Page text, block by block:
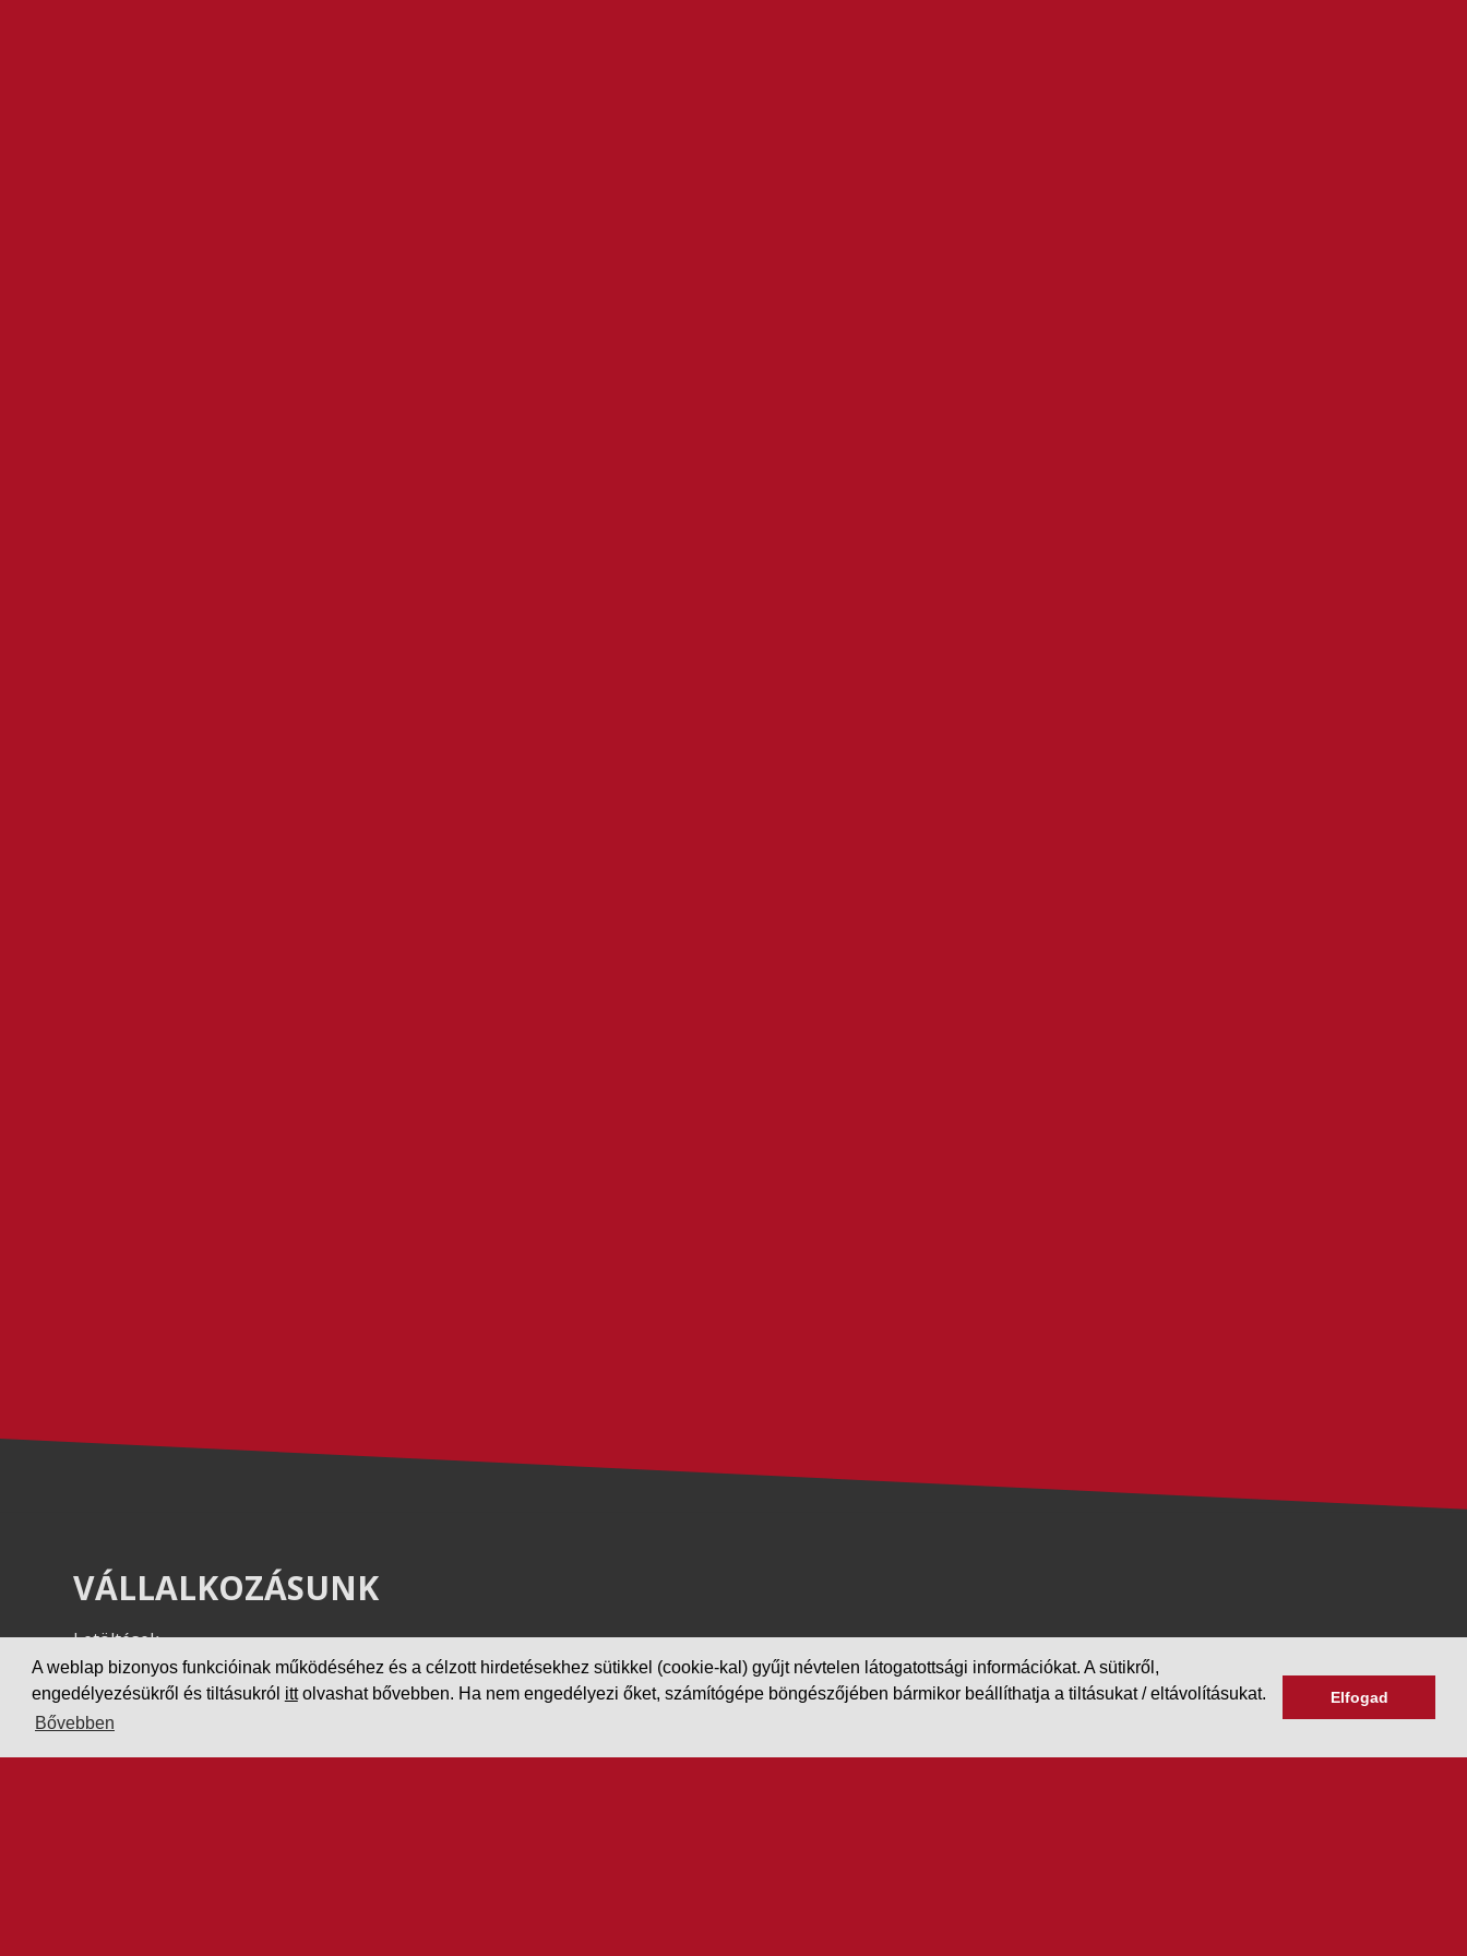
A weblap bizonyos funkcióinak működéséhez és a célzott hirdetésekhez sütikkel (cookie-kal) gyűjt névtelen látogatottsági információkat. A sütikről,
engedélyezésükről és tiltásukról ittolvashat bővebben. Ha nem engedélyezi őket, számítógépe böngészőjében bármikor beállíthatja a tiltásukat / eltávolításukat.
Bővebben
Elfogad
VÁLLALKOZÁSUNK
Letöltések
Adatvédelem
Impresszum
PARTNEREINK